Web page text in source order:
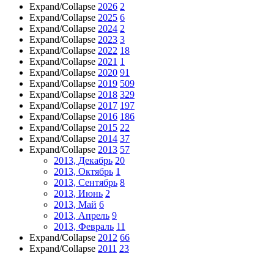
Expand/Collapse 2026 2
Expand/Collapse 2025 6
Expand/Collapse 2024 2
Expand/Collapse 2023 3
Expand/Collapse 2022 18
Expand/Collapse 2021 1
Expand/Collapse 2020 91
Expand/Collapse 2019 509
Expand/Collapse 2018 329
Expand/Collapse 2017 197
Expand/Collapse 2016 186
Expand/Collapse 2015 22
Expand/Collapse 2014 37
Expand/Collapse 2013 57
2013, Декабрь 20
2013, Октябрь 1
2013, Сентябрь 8
2013, Июнь 2
2013, Май 6
2013, Апрель 9
2013, Февраль 11
Expand/Collapse 2012 66
Expand/Collapse 2011 23